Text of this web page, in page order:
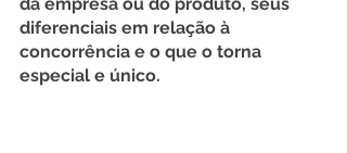
diferenciais em relação à
concorrência e o que o torna
especial e único.